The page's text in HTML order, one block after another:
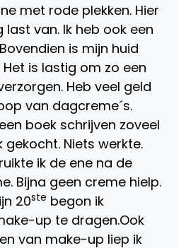
met rode plekken. Hier
last van. Ik heb ook een
is mijn huid
is lastig om zo een
Heb veel geld
van dagcreme´s.
boek schrijven zoveel
Niets werkte.
ik de ene na de
Bijna geen creme hielp.
20ste begon ik
up te dragen.Ook
van make-up liep ik